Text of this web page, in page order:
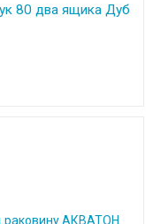
80 два ящика Дуб